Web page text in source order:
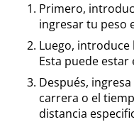
Primero,
ingresar tu peso
Luego,
Esta puede
Después,
carrera o el
distancia